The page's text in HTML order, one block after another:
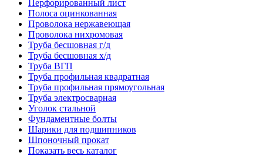
Перфорированный лист
Полоса оцинкованная
Проволока нержавеющая
Проволока нихромовая
Труба бесшовная г/д
Труба бесшовная х/д
Труба ВГП
Труба профильная квадратная
Труба профильная прямоугольная
Труба электросварная
Уголок стальной
Фундаментные болты
Шарики для подшипников
Шпоночный прокат
Показать весь каталог